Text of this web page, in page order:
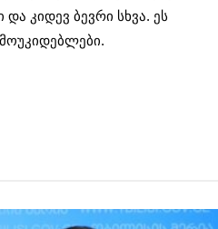
კიდევ ბევრი სხვა. ეს